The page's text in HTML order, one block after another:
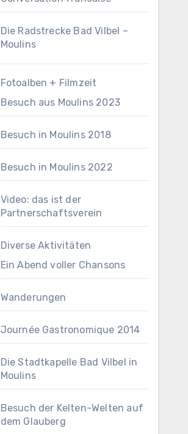
Die Radstrecke Bad Vilbel –
Moulins
Fotoalben + Filmzeit
Besuch aus Moulins 2023
Besuch in Moulins 2018
Besuch in Moulins 2022
Video: das ist der
Partnerschaftsverein
Diverse Aktivitäten
Ein Abend voller Chansons
Wanderungen
Journée Gastronomique 2014
Die Stadtkapelle Bad Vilbel in
Moulins
Besuch der Kelten-Welten auf
dem Glauberg